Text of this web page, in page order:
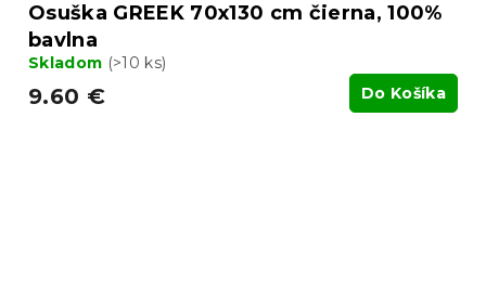
Osuška GREEK 70x130 cm čierna, 100%
bavlna
Skladom (>10 ks)
9.60 € Do Košíka